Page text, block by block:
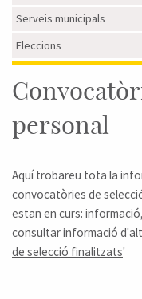
Serveis municipals
Eleccions
personal
Aquí trobareu tota la
convocatòries de
estan en curs:
consultar informació
de selecció finalitzats'